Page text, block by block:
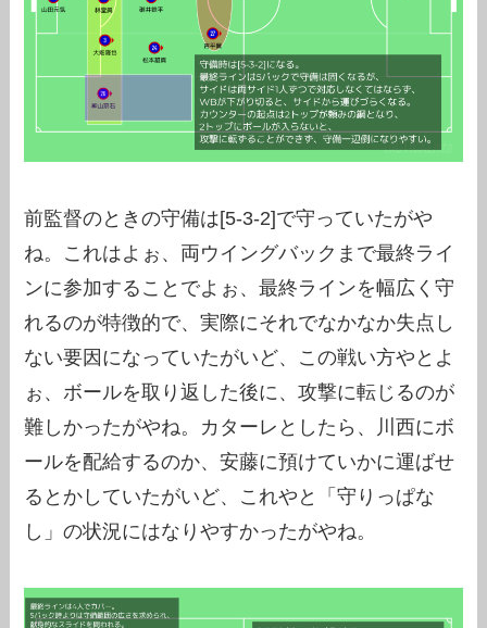
前監督のときの守備は[5-3-2]で守っていたがや
ね。これはよぉ、両ウイングバックまで最終ライ
ンに参加することでよぉ、最終ラインを幅広く守
れるのが特徴的で、実際にそれでなかなか失点し
ない要因になっていたがいど、この戦い方やとよ
ぉ、ボールを取り返した後に、攻撃に転じるのが
難しかったがやね。カターレとしたら、川西にボ
ールを配給するのか、安藤に預けていかに運ばせ
るとかしていたがいど、これやと「守りっぱな
し」の状況にはなりやすかったがやね。